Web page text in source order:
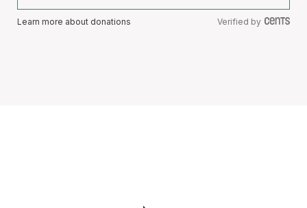
Learn more about donations Verified by